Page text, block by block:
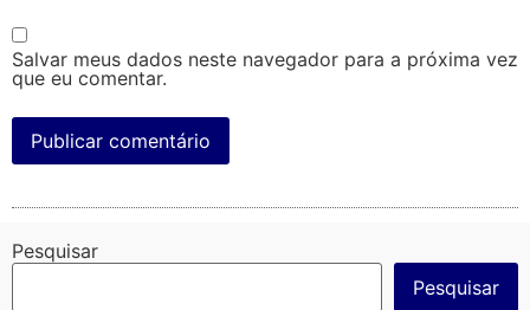
Salvar meus dados neste navegador para a próxima vez
que eu comentar.
Pesquisar
Pesquisar